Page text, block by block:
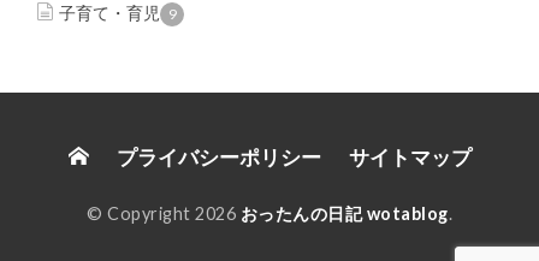
子育て・育児 9
プライバシーポリシー サイトマップ
© Copyright 2026 おったんの日記 wotablog.